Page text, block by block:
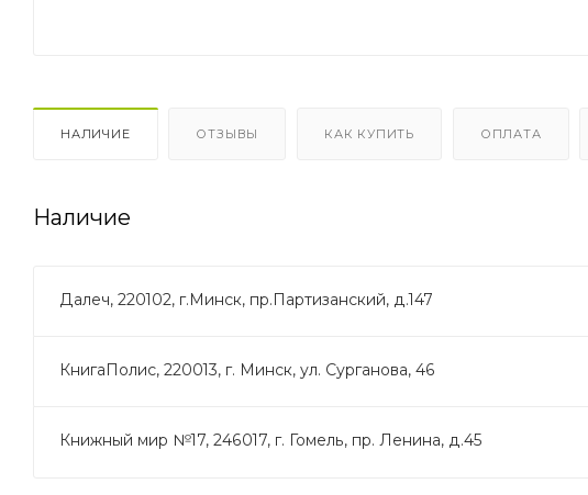
НАЛИЧИЕ ОТЗЫВЫ КАК КУПИТЬ ОПЛАТА
Наличие
Далеч, 220102, г.Минск, пр.Партизанский, д.147
КнигаПолис, 220013, г. Минск, ул. Сурганова, 46
Книжный мир №17, 246017, г. Гомель, пр. Ленина, д.45